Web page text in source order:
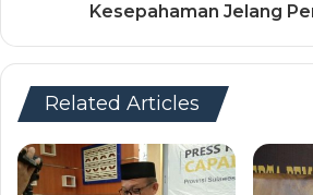
Kesepahaman Jelang
Related Articles